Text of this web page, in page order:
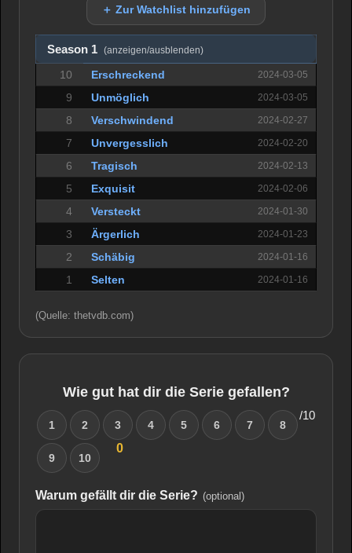
＋ Zur Watchlist hinzufügen
Season 1 (anzeigen/ausblenden)
10 Erschreckend 2024-03-05
9 Unmöglich 2024-03-05
8 Verschwindend 2024-02-27
7 Unvergesslich 2024-02-20
6 Tragisch 2024-02-13
5 Exquisit 2024-02-06
4 Versteckt 2024-01-30
3 Ärgerlich 2024-01-23
2 Schäbig 2024-01-16
1 Selten 2024-01-16
(Quelle: thetvdb.com)
Wie gut hat dir die Serie gefallen?
1 2 3 4 5 6 7 8
9 10
0
/10
Warum gefällt dir die Serie? (optional)